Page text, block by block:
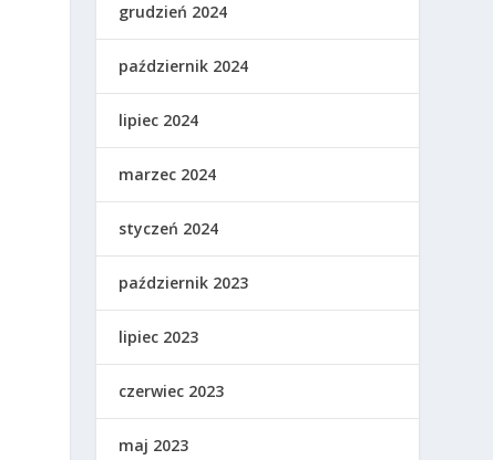
grudzień 2024
październik 2024
lipiec 2024
marzec 2024
styczeń 2024
październik 2023
lipiec 2023
czerwiec 2023
maj 2023